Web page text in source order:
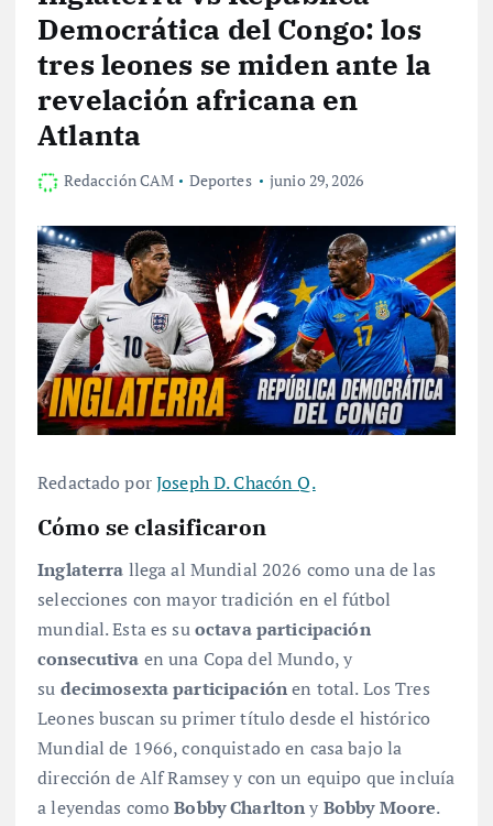
Democrática del Congo: los
tres leones se miden ante la
revelación africana en
Atlanta
Redacción CAM Deportes junio 29, 2026
Redactado porJoseph D. Chacón Q.
Cómo se clasificaron
Inglaterra llega al Mundial 2026 como una de las
selecciones con mayor tradición en el fútbol
mundial. Esta es suoctava participación
consecutiva en una Copa del Mundo, y
su decimosexta participaciónen total. Los Tres
Leones buscan su primer título desde el histórico
Mundial de 1966, conquistado en casa bajo la
dirección de Alf Ramsey y con un equipo que incluía
a leyendas comoBobby Charltony Bobby Moore.